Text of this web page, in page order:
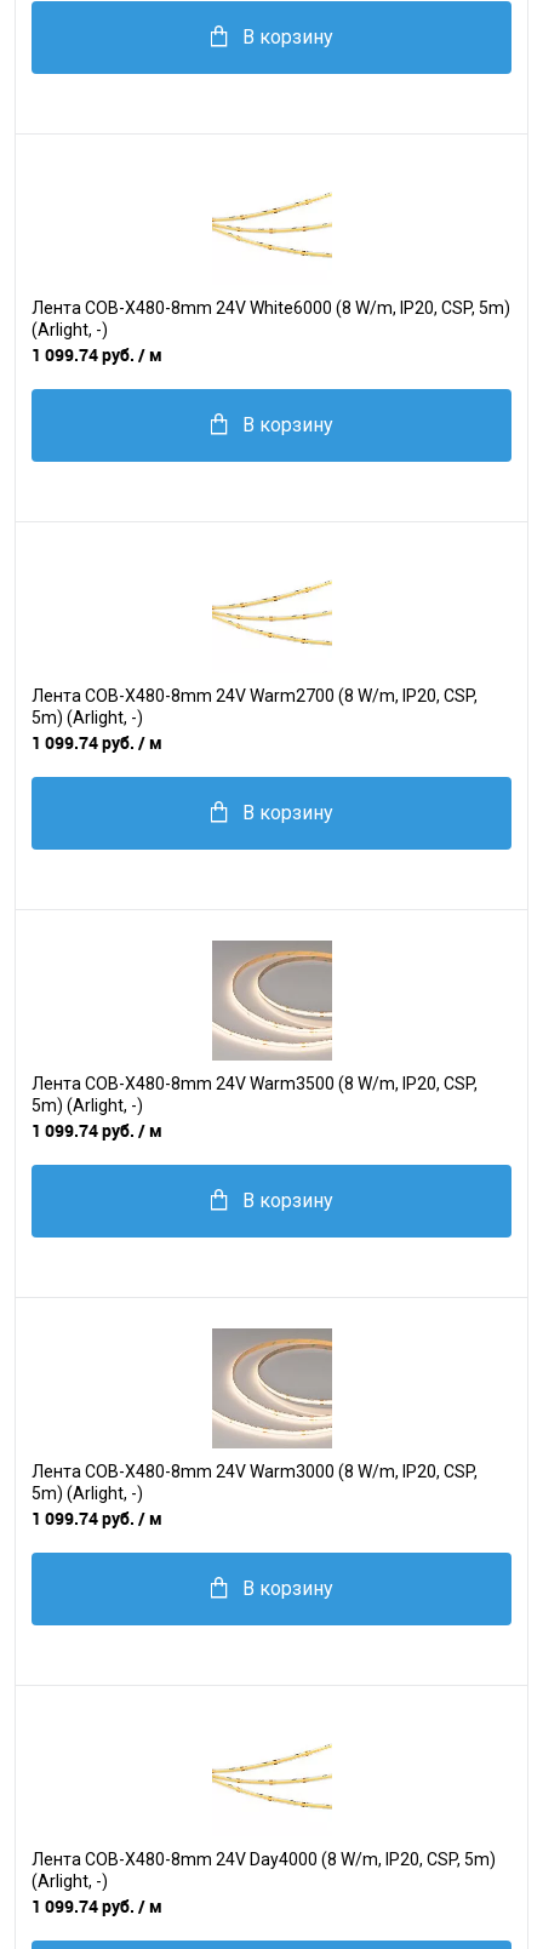
В корзину
Лента COB-X480-8mm 24V White6000 (8 W/m, IP20, CSP, 5m)
(Arlight, -)
1 099.74 руб. / м
В корзину
Лента COB-X480-8mm 24V Warm2700 (8 W/m, IP20, CSP,
5m) (Arlight, -)
1 099.74 руб. / м
В корзину
Лента COB-X480-8mm 24V Warm3500 (8 W/m, IP20, CSP,
5m) (Arlight, -)
1 099.74 руб. / м
В корзину
Лента COB-X480-8mm 24V Warm3000 (8 W/m, IP20, CSP,
5m) (Arlight, -)
1 099.74 руб. / м
В корзину
Лента COB-X480-8mm 24V Day4000 (8 W/m, IP20, CSP, 5m)
(Arlight, -)
1 099.74 руб. / м